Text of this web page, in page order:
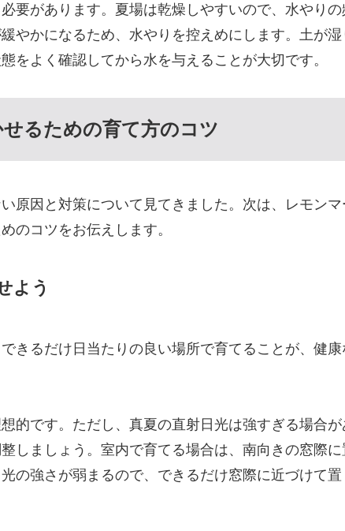
要があります。夏場は乾燥しやすいので、水やりの
やかになるため、水やりを控えめにします。土が湿
をよく確認してから水を与えることが大切です。
るための育て方のコツ
原因と対策について見てきました。次は、レモンマ
のコツをお伝えします。
よう
きるだけ日当たりの良い場所で育てることが、健康
的です。ただし、真夏の直射日光は強すぎる場合が
しましょう。室内で育てる場合は、南向きの窓際に
の強さが弱まるので、できるだけ窓際に近づけて置